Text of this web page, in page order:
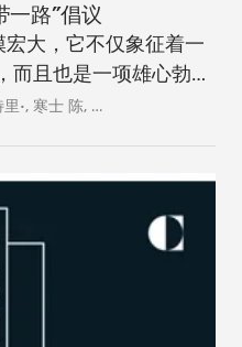
一路”倡议
宏大，它不仅象征着一
而且也是一项雄心勃勃
此，卡内基四个研究
•, 寒士 陈, …